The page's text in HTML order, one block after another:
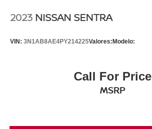
2023 NISSAN SENTRA
VIN: 3N1AB8AE4PY214225Valores: Modelo:
Call For Price
MSRP